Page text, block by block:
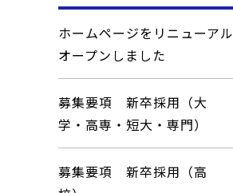
ホームページをリニューアル
オープンしました
募集要項 新卒採用（大
学・高専・短大・専門）
募集要項 新卒採用（高